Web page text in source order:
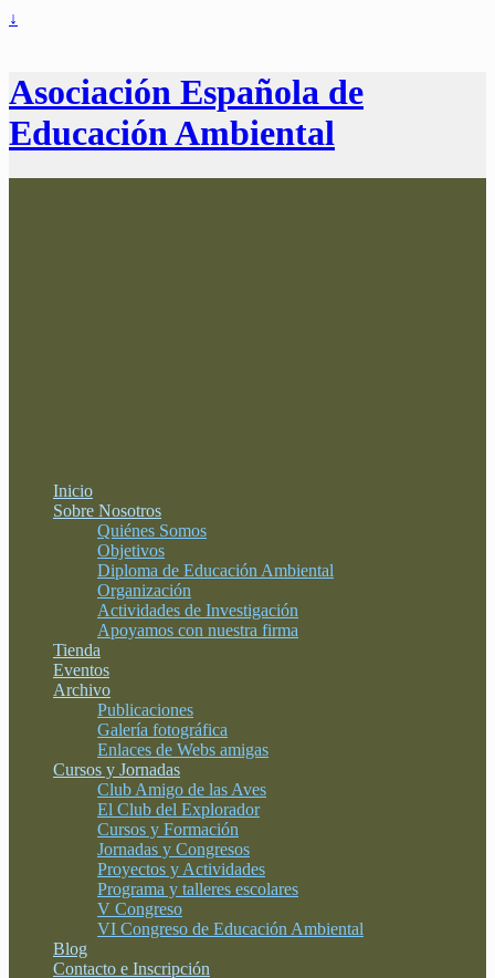
↓
Asociación Española de
Educación Ambiental
Inicio
Sobre Nosotros
Quiénes Somos
Objetivos
Diploma de Educación Ambiental
Organización
Actividades de Investigación
Apoyamos con nuestra firma
Tienda
Eventos
Archivo
Publicaciones
Galería fotográfica
Enlaces de Webs amigas
Cursos y Jornadas
Club Amigo de las Aves
El Club del Explorador
Cursos y Formación
Jornadas y Congresos
Proyectos y Actividades
Programa y talleres escolares
V Congreso
VI Congreso de Educación Ambiental
Blog
Contacto e Inscripción